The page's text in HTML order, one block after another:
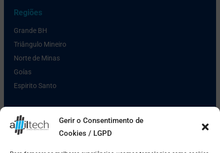
Gerir o Consentimento de
Cookies / LGPD
Regiões
Grande BH
Triângulo Mineiro
Norte de Minas
Goías
Espirito Santo
Links Úteis
Política de Privacidade